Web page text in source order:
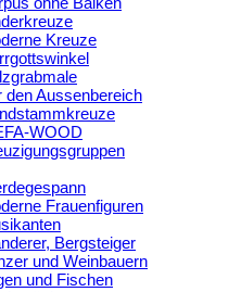
Kreuze
den Aussenbereich
WOOD
Frauenfiguren
Bergsteiger
und Weinbauern
und Fischen